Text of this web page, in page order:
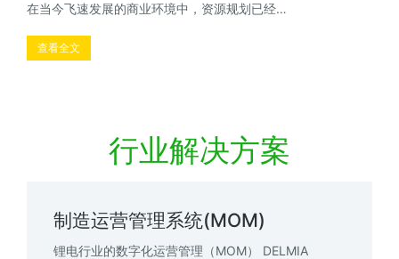
在当今飞速发展的商业环境中，资源规划已经…
查看全文
行业解决方案
制造运营管理系统(MOM)
锂电行业的数字化运营管理（MOM） DELMIA